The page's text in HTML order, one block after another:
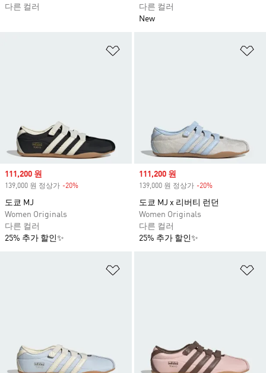
다른 컬러
다른 컬러
New
Sale price
111,200 원
139,000 원 정상가 -20%
도쿄 MJ
Women Originals
다른 컬러
25% 추가 할인✨
Sale price
111,200 원
139,000 원 정상가 -20%
도쿄 MJ x 리버티 런던
Women Originals
다른 컬러
25% 추가 할인✨